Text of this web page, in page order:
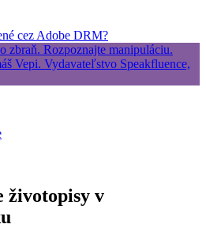
cez Adobe DRM?
životopisy v